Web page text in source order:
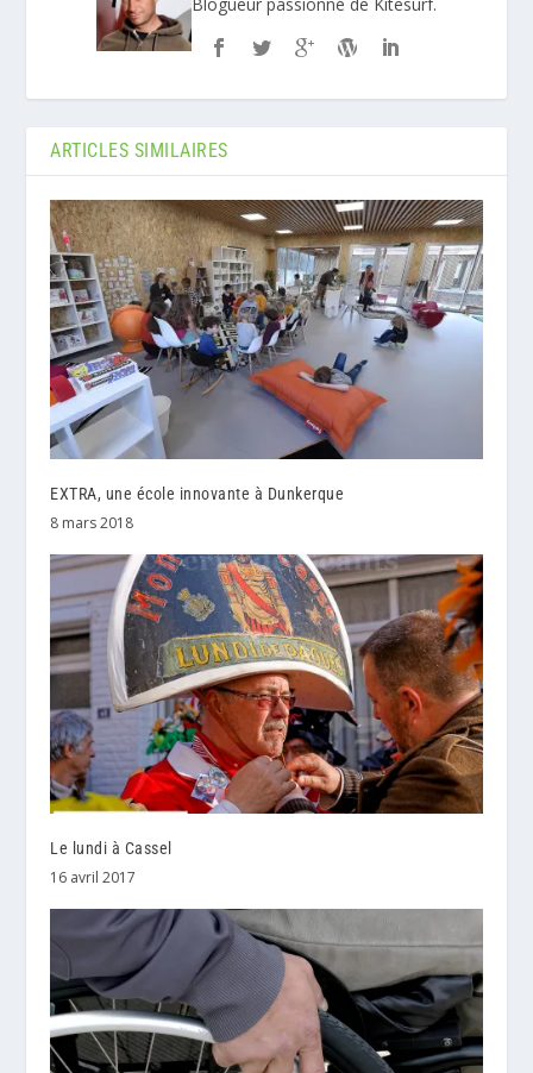
ARTICLES SIMILAIRES
EXTRA, une école innovante à Dunkerque
8 mars 2018
Le lundi à Cassel
16 avril 2017